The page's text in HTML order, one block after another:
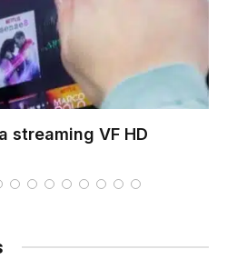
streaming VF HD